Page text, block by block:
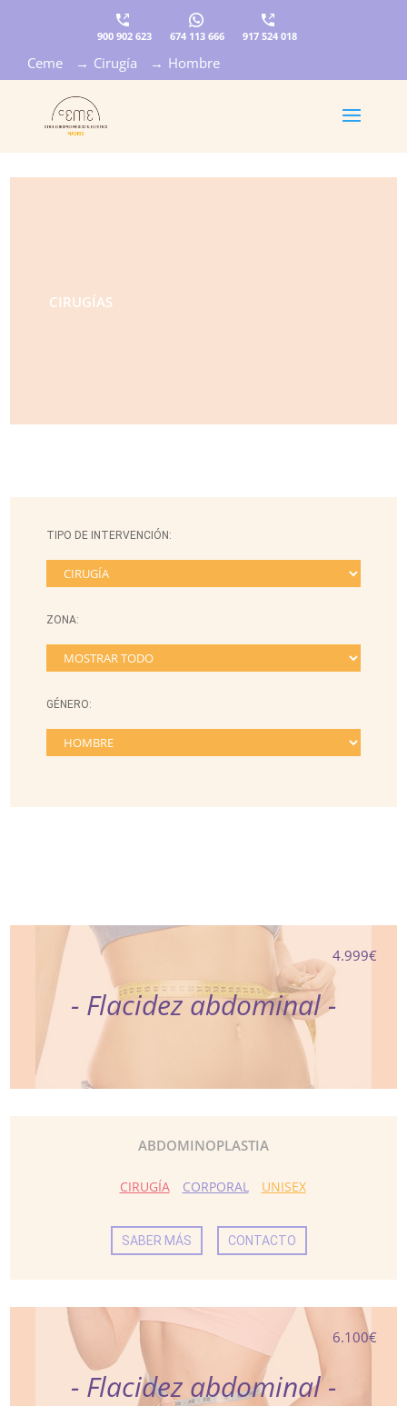
900 902 623 674 113 666 917 524 018
Ceme → Cirugía → Hombre
CIRUGÍAS
TIPO DE INTERVENCIÓN:
ZONA:
GÉNERO:
4.999€
- Flacidez abdominal -
ABDOMINOPLASTIA
CIRUGÍA CORPORAL UNISEX
SABER MÁS CONTACTO
6.100€
- Flacidez abdominal -
×